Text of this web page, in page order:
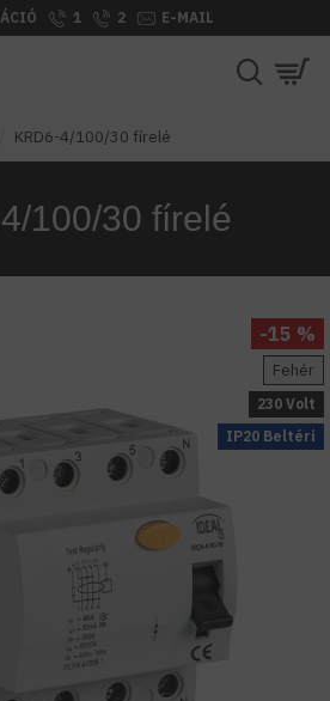
1 2 E-MAIL
KRD6-4/100/30 fírelé
100/30 fírelé
IP20 Beltéri
Fehér
230 Volt
-15 %